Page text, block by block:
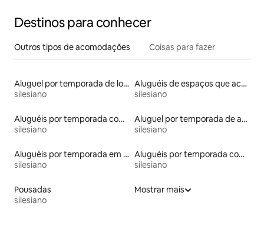
Destinos para conhecer
Outros tipos de acomodações Coisas para fazer
Aluguel por temporada de lofts
silesiano
Aluguéis de espaços que aceitam animais de estimação
silesiano
Aluguéis por temporada com suítes privativas
silesiano
Aluguel por temporada de apart-hotéis
silesiano
Aluguéis por temporada em hotéis-fazenda
silesiano
Aluguéis por temporada com acesso ao lago
silesiano
Pousadas
silesiano
Mostrar mais